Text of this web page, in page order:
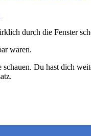
durch die Fenster
waren.
Du hast dich